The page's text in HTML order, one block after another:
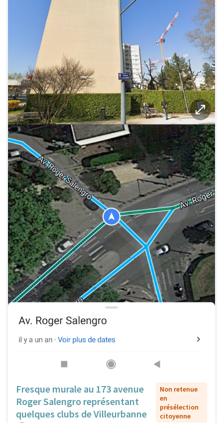
Fresque murale au 173 avenue
Roger Salengro représentant
quelques clubs de Villeurbanne
Non retenue
en
présélection
citoyenne